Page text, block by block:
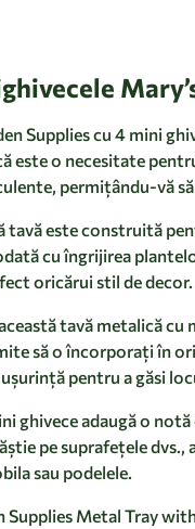
Supplies cu 4 mini
este o necesitate
permițându-vă
este construită
cu îngrijirea
oricărui stil de decor.
tavă metalică
să o încorporați în
pentru a găsi
ghivece adaugă o
pe suprafețele
sau podelele.
Supplies Metal Tray